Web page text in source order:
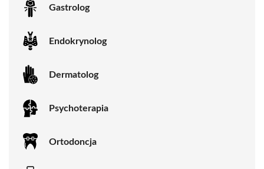
Gastrolog
Endokrynolog
Dermatolog
Psychoterapia
Ortodoncja